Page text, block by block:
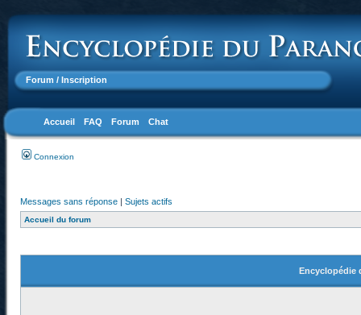
Forum / Inscription
Accueil FAQ Forum Chat
Connexion
Messages sans réponse | Sujets actifs
Accueil du forum
Encyclopédie